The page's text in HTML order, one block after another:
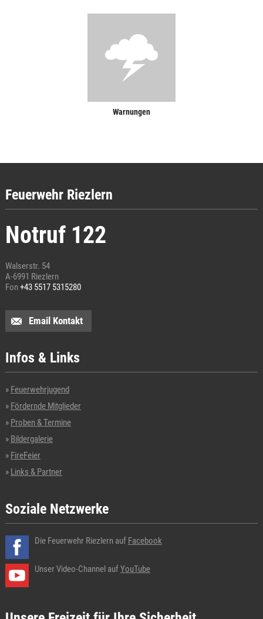
Warnungen
Feuerwehr Riezlern
Notruf 122
Walserstr. 54
A-6991 Riezlern
Fon+43 5517 5315280
Email Kontakt
Infos & Links
Feuerwehrjugend
Fördernde Mitglieder
Proben & Termine
Bildergalerie
FireFeier
Links & Partner
Soziale Netzwerke
Die Feuerwehr Riezlern auf Facebook
Unser Video-Channel aufYouTube